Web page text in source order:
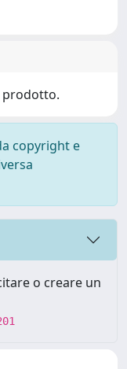
prodotto.
copyright e
o creare un